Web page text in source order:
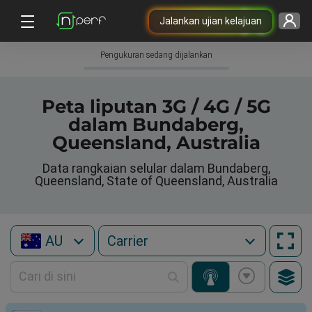
Jalankan ujian kelajuan
Pengukuran sedang dijalankan
Peta liputan 3G / 4G / 5G
dalam Bundaberg,
Queensland, Australia
Data rangkaian selular dalam Bundaberg,
Queensland, State of Queensland, Australia
AU